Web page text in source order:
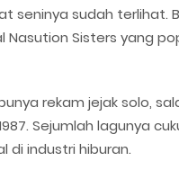
seninya sudah terlihat.
Nasution Sisters yang
rekam jejak solo,
Sejumlah lagunya
di industri hiburan.